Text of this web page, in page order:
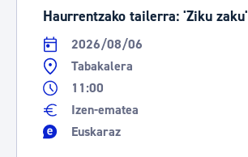
Haurrentzako tailerra: 'Ziku zaku'
2026/08/06
Tabakalera
11:00
Izen-ematea
Euskaraz